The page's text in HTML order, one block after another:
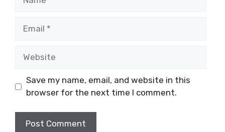
Save my name, email, and website in this
browser for the next time I comment.